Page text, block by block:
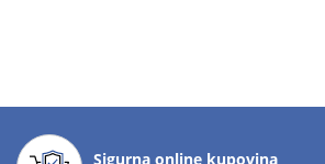
Sigurna online kupovina